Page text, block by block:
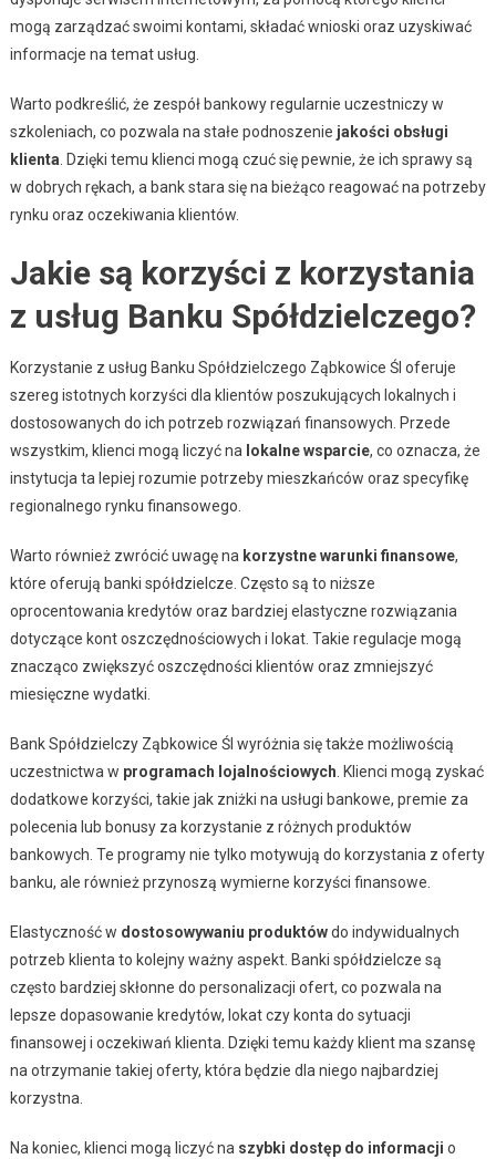
mogą zarządzać swoimi kontami, składać wnioski oraz uzyskiwać
informacje na temat usług.
Warto podkreślić, że zespół bankowy regularnie uczestniczy w
szkoleniach, co pozwala na stałe podnoszenie jakości obsługi
klienta . Dzięki temu klienci mogą czuć się pewnie, że ich sprawy są
w dobrych rękach, a bank stara się na bieżąco reagować na potrzeby
rynku oraz oczekiwania klientów.
Jakie są korzyści z korzystania
z usług Banku Spółdzielczego?
Korzystanie z usług Banku Spółdzielczego Ząbkowice Śl oferuje
szereg istotnych korzyści dla klientów poszukujących lokalnych i
dostosowanych do ich potrzeb rozwiązań finansowych. Przede
wszystkim, klienci mogą liczyć na lokalne wsparcie, co oznacza, że
instytucja ta lepiej rozumie potrzeby mieszkańców oraz specyfikę
regionalnego rynku finansowego.
Warto również zwrócić uwagę na korzystne warunki finansowe,
które oferują banki spółdzielcze. Często są to niższe
oprocentowania kredytów oraz bardziej elastyczne rozwiązania
dotyczące kont oszczędnościowych i lokat. Takie regulacje mogą
znacząco zwiększyć oszczędności klientów oraz zmniejszyć
miesięczne wydatki.
Bank Spółdzielczy Ząbkowice Śl wyróżnia się także możliwością
uczestnictwa w programach lojalnościowych . Klienci mogą zyskać
dodatkowe korzyści, takie jak zniżki na usługi bankowe, premie za
polecenia lub bonusy za korzystanie z różnych produktów
bankowych. Te programy nie tylko motywują do korzystania z oferty
banku, ale również przynoszą wymierne korzyści finansowe.
Elastyczność w dostosowywaniu produktówdo indywidualnych
potrzeb klienta to kolejny ważny aspekt. Banki spółdzielcze są
często bardziej skłonne do personalizacji ofert, co pozwala na
lepsze dopasowanie kredytów, lokat czy konta do sytuacji
finansowej i oczekiwań klienta. Dzięki temu każdy klient ma szansę
na otrzymanie takiej oferty, która będzie dla niego najbardziej
korzystna.
Na koniec, klienci mogą liczyć na szybki dostęp do informacji o